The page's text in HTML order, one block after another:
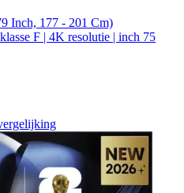
Inch, 177 - 201 Cm)
F | 4K resolutie | inch 75